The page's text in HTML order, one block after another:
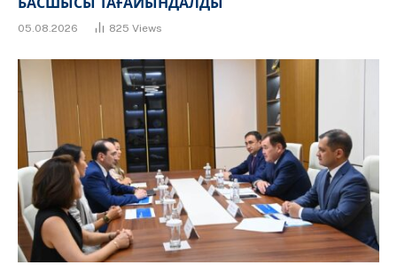
05.08.2026 825 Views